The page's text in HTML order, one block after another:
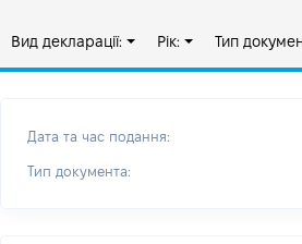
Вид декларації: Рік: Тип
Дата та час подання:
Тип документа: